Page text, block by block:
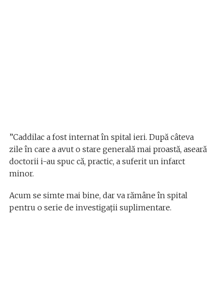
”Caddilac a fost internat în spital ieri. După câteva
zile în care a avut o stare generală mai proastă, aseară
doctorii i-au spuc că, practic, a suferit un infarct
minor.
Acum se simte mai bine, dar va rămâne în spital
pentru o serie de investigații suplimentare.